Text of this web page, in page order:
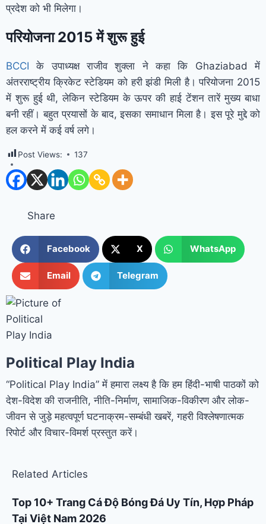
प्रदेश को भी मिलेगा।
परियोजना 2015 में शुरू हुई
BCCI के उपाध्यक्ष राजीव शुक्ला ने कहा कि Ghaziabad में
अंतरराष्ट्रीय क्रिकेट स्टेडियम को हरी झंडी मिली है। परियोजना 2015
में शुरू हुई थी, लेकिन स्टेडियम के ऊपर की हाई टेंशन तारें मुख्य बाधा
बनी रहीं। बहुत प्रयासों के बाद, इसका समाधान मिला है। इस पूरे मुद्दे को
हल करने में कई वर्ष लगे।
Post Views: 137
Share
Facebook X WhatsApp
Email Telegram
Political Play India
“Political Play India” में हमारा लक्ष्य है कि हम हिंदी-भाषी पाठकों को
देश-विदेश की राजनीति, नीति-निर्माण, सामाजिक-विकीरण और लोक-
जीवन से जुड़े महत्वपूर्ण घटनाक्रम-सम्बंधी खबरें, गहरी विश्लेषणात्मक
रिपोर्ट और विचार-विमर्श प्रस्तुत करें।
Related Articles
Top 10+ Trang Cá Độ Bóng Đá Uy Tín, Hợp Pháp
Tại Việt Nam 2026